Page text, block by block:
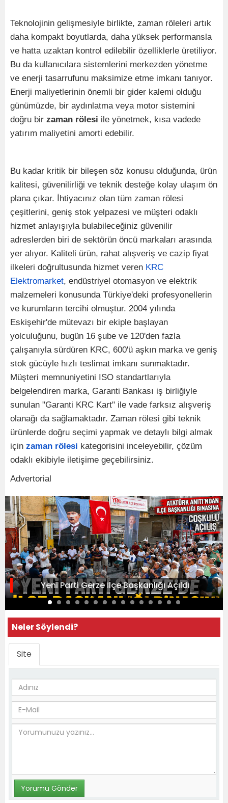
Teknolojinin gelişmesiyle birlikte, zaman röleleri artık
daha kompakt boyutlarda, daha yüksek performansla
ve hatta uzaktan kontrol edilebilir özelliklerle üretiliyor.
Bu da kullanıcılara sistemlerini merkezden yönetme
ve enerji tasarrufunu maksimize etme imkanı tanıyor.
Enerji maliyetlerinin önemli bir gider kalemi olduğu
günümüzde, bir aydınlatma veya motor sistemini
doğru bir zaman rölesi ile yönetmek, kısa vadede
yatırım maliyetini amorti edebilir.
Bu kadar kritik bir bileşen söz konusu olduğunda, ürün
kalitesi, güvenilirliği ve teknik desteğe kolay ulaşım ön
plana çıkar. İhtiyacınız olan tüm zaman rölesi
çeşitlerini, geniş stok yelpazesi ve müşteri odaklı
hizmet anlayışıyla bulabileceğiniz güvenilir
adreslerden biri de sektörün öncü markaları arasında
yer alıyor. Kaliteli ürün, rahat alışveriş ve cazip fiyat
ilkeleri doğrultusunda hizmet veren KRC
Elektromarket, endüstriyel otomasyon ve elektrik
malzemeleri konusunda Türkiye'deki profesyonellerin
ve kurumların tercihi olmuştur. 2004 yılında
Eskişehir'de mütevazı bir ekiple başlayan
yolculuğunu, bugün 16 şube ve 120'den fazla
çalışanıyla sürdüren KRC, 600'ü aşkın marka ve geniş
stok gücüyle hızlı teslimat imkanı sunmaktadır.
Müşteri memnuniyetini ISO standartlarıyla
belgelendiren marka, Garanti Bankası iş birliğiyle
sunulan "Garanti KRC Kart" ile vade farksız alışveriş
olanağı da sağlamaktadır. Zaman rölesi gibi teknik
ürünlerde doğru seçimi yapmak ve detaylı bilgi almak
için zaman rölesi kategorisini inceleyebilir, çözüm
odaklı ekibiyle iletişime geçebilirsiniz.
Advertorial
Yeni Parti Gerze İlçe Başkanlığı Açıldı
Neler Söylendi?
Site